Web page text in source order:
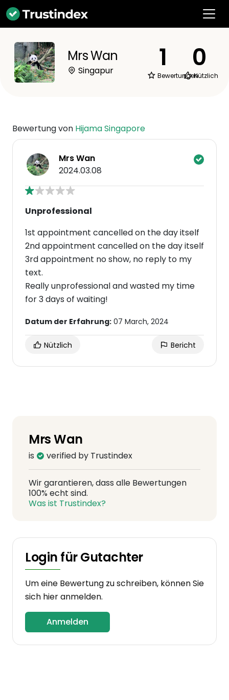
Mrs Wan
Singapur 1
Bewertungen
0
Nützlich
Bewertung von Hijama Singapore
Mrs Wan
2024.03.08
Unprofessional
1st appointment cancelled on the day itself
2nd appointment cancelled on the day itself
3rd appointment no show, no reply to my
text.
Really unprofessional and wasted my time
for 3 days of waiting!
Datum der Erfahrung: 07 March, 2024
Nützlich Bericht
Mrs Wan
is verified by Trustindex
Wir garantieren, dass alle Bewertungen
100% echt sind.
Was ist Trustindex?
Login für Gutachter
Um eine Bewertung zu schreiben, können Sie
sich hier anmelden.
Anmelden